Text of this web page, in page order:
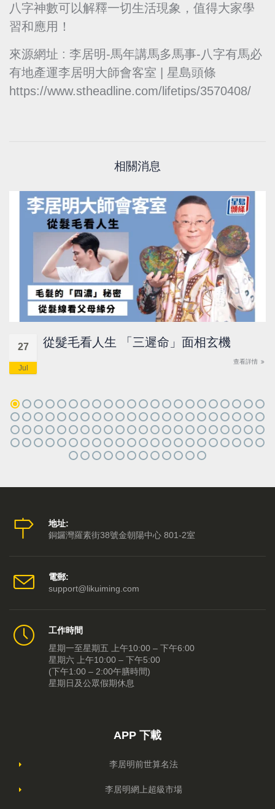
八字神數可以解釋一切生活現象，值得大家學
習和應用！
來源網址 : 李居明-馬年講馬多馬事-八字有馬必
有地產運李居明大師會客室 | 星島頭條
https://www.stheadline.com/lifetips/3570408/
相關消息
27
Jul
從髮毛看人生 「三遲命」面相玄機
查看詳情
地址:
銅鑼灣羅素街38號金朝陽中心 801-2室
電郵:
support@likuiming.com
工作時間
星期一至星期五 上午10:00 – 下午6:00
星期六 上午10:00 – 下午5:00
(下午1:00 – 2:00午膳時間)
星期日及公眾假期休息
APP 下載
李居明前世算名法
李居明網上超級市場